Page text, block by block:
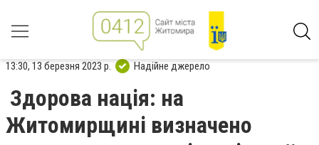
13:30, 13 березня 2023 р. Надійне джерело
Здорова нація: на
Житомирщині визначено